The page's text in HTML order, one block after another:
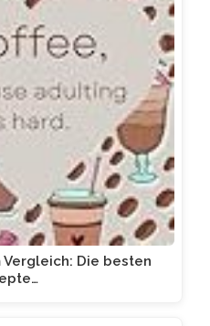
Vergleich: Die besten